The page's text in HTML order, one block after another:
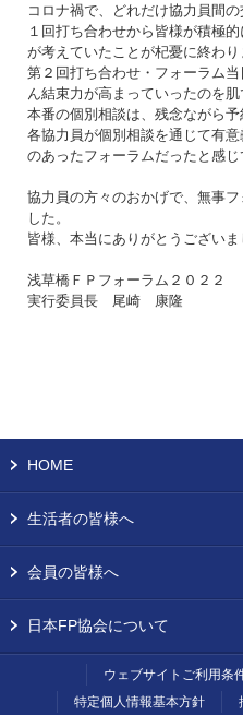
コロナ禍で、どれだけ協力員間
１回打ち合わせから皆様が積極
が考えていたことが杞憂に終わり
第２回打ち合わせ・フォーラム
ん結束力が高まっていったのを肌
本番の個別相談は、残念ながら
各協力員が個別相談を通じて有
のあったフォーラムだったと感じ
協力員の方々のおかげで、無事
した。
皆様、本当にありがとうございま
浅草橋ＦＰフォーラム２０２２
実行委員長 尾崎 康隆
HOME
生活者の皆様へ
会員の皆様へ
日本FP協会について
ウェブサイトご利用条
特定個人情報基本方針